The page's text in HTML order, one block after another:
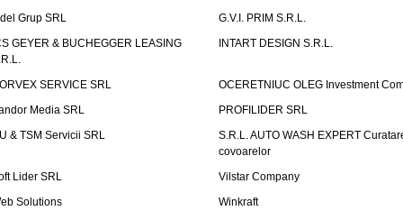
Grup SRL
G.V.I. PRIM S.R.L.
GEYER & BUCHEGGER LEASING
INTART DESIGN S.R.L.
SERVICE SRL
OCERETNIUC OLEG Investment
Media SRL
PROFILIDER SRL
& TSM Servicii SRL
S.R.L. AUTO WASH EXPERT
covoarelor
Lider SRL
Vilstar Company
Solutions
Winkraft